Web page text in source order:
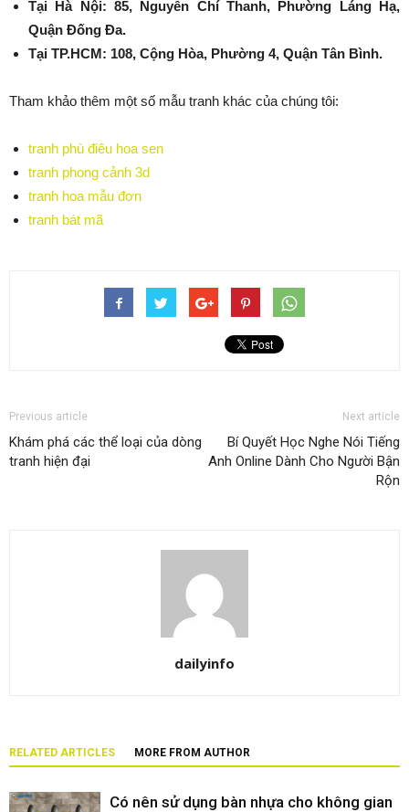
Tại Hà Nội: 85, Nguyễn Chí Thanh, Phường Láng Hạ,
Quận Đống Đa.
Tại TP.HCM: 108, Cộng Hòa, Phường 4, Quận Tân Bình.
Tham khảo thêm một số mẫu tranh khác của chúng tôi:
tranh phù điêu hoa sen
tranh phong cảnh 3d
tranh hoa mẫu đơn
tranh bát mã
Previous article
Khám phá các thể loại của dòng
tranh hiện đại
Next article
Bí Quyết Học Nghe Nói Tiếng
Anh Online Dành Cho Người Bận
Rộn
dailyinfo
RELATED ARTICLES MORE FROM AUTHOR
Có nên sử dụng bàn nhựa cho không gian